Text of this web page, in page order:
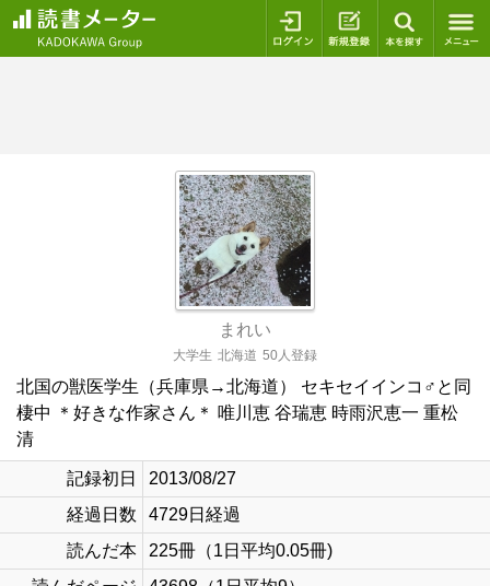
ログイン 新規登録
まれい
大学生 北海道 50人登録
北国の獣医学生（兵庫県→北海道） セキセイインコ♂と同
棲中 ＊好きな作家さん＊ 唯川恵 谷瑞恵 時雨沢恵一 重松
清
記録初日
2013/08/27
経過日数
4729日経過
読んだ本
225冊（1日平均0.05冊)